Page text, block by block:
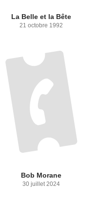
La Belle et la Bête
21 octobre 1992
Bob Morane
30 juillet 2024